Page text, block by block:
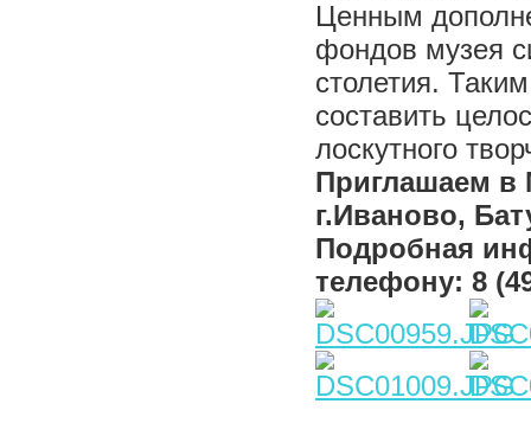
Ценным
фондов музея
столетия.
составить
лоскутного
Приглашаем в
г.Иваново,
Подробная
телефону: 8